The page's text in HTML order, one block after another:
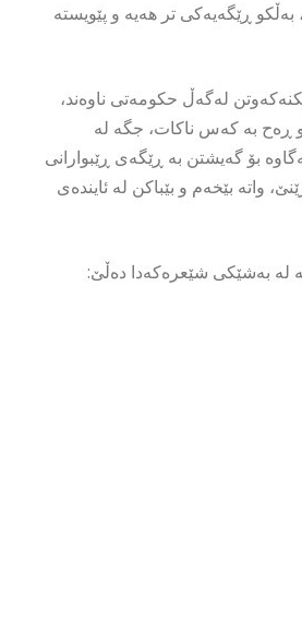
ڕێگەیەکی تر هەیە و پێویستە
لەگەڵ حکومەتی ناوەند،
ڕەح بە کەس ناکات، جگە لە
بۆ گەیشتن بە ڕێگەی ڕێبوارانی
واتە بێخەم و بێباکن لە ئایندەی
لە بەشێکی شێعرەکەدا دەڵێ: